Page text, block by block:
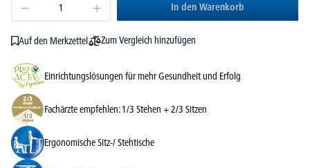
In den Warenkorb
Auf den Merkzettel Zum Vergleich hinzufügen
Einrichtungslösungen für mehr Gesundheit und Erfolg
Fachärzte empfehlen: 1/3 Stehen + 2/3 Sitzen
Ergonomische Sitz-/ Stehtische